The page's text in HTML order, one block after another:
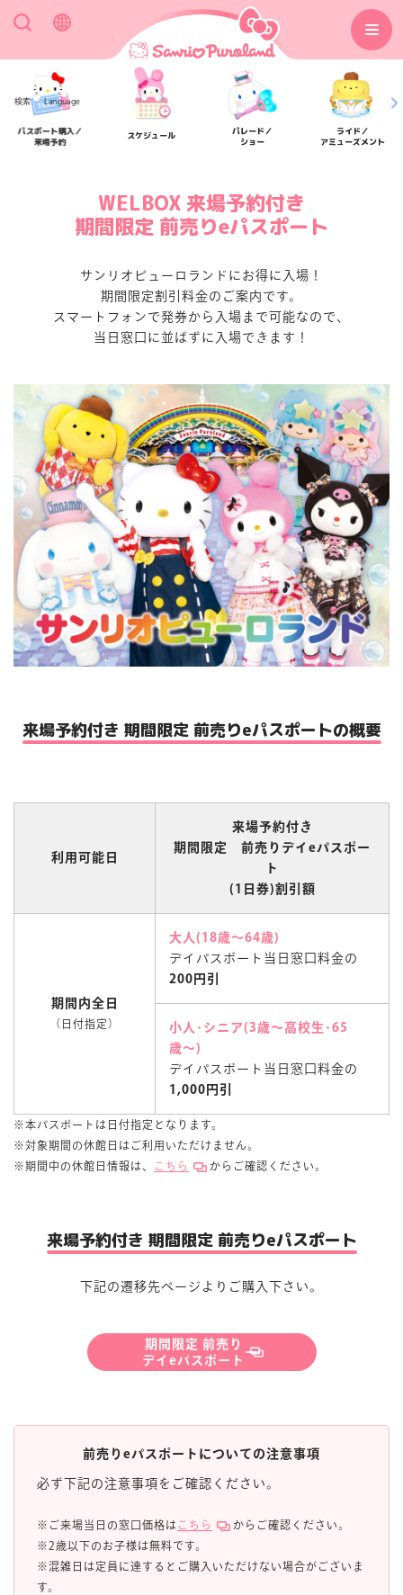
検索 Language
パスポート購入／
来場予約
スケジュール
パレード／
ショー
ライド／
アミューズメント
楽しみ方 サービスガイド
よくあるご質問 ニュース
公式SNS／アプリ
イベント
マイページ
WELBOX 来場予約付き
期間限定 前売りeパスポート
サンリオピューロランドにお得に入場！
期間限定割引料金のご案内です。
スマートフォンで発券から入場まで可能なので、
当日窓口に並ばずに入場できます！
来場予約付き 期間限定 前売りeパスポートの概要
利用可能日
来場予約付き
期間限定 前売りデイeパスポー
ト
(1日券)割引額
期間内全日
（日付指定）
大人(18歳〜64歳)
デイパスポート当日窓口料金の
200円引
小人･シニア(3歳〜高校生･65
歳〜)
デイパスポート当日窓口料金の
1,000円引
※本パスポートは日付指定となります。
※対象期間の休館日はご利用いただけません。
※期間中の休館日情報は、
こちら からご確認ください。
来場予約付き 期間限定 前売りeパスポート
下記の遷移先ページよりご購入下さい。
期間限定 前売り
デイeパスポート
前売りeパスポートについての注意事項
必ず下記の注意事項をご確認ください。
※ご来場当日の窓口価格は こちら
からご確認ください。
※2歳以下のお子様は無料です。
※混雑日は定員に達するとご購入いただけない場合がございま
す。